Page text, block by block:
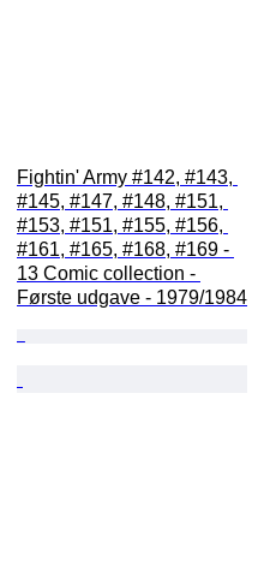
Fightin' Army #142, #143,
#145, #147, #148, #151,
#153, #151, #155, #156,
#161, #165, #168, #169 -
13 Comic collection -
Første udgave - 1979/1984